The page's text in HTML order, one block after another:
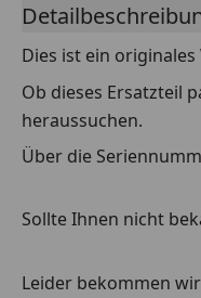
Dies ist ein
Ob dieses Ersatzteil
heraussuchen.
Über die
Sollte Ihnen nicht
Leider bekommen